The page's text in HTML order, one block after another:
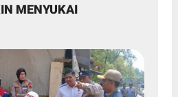
MENYUKAI